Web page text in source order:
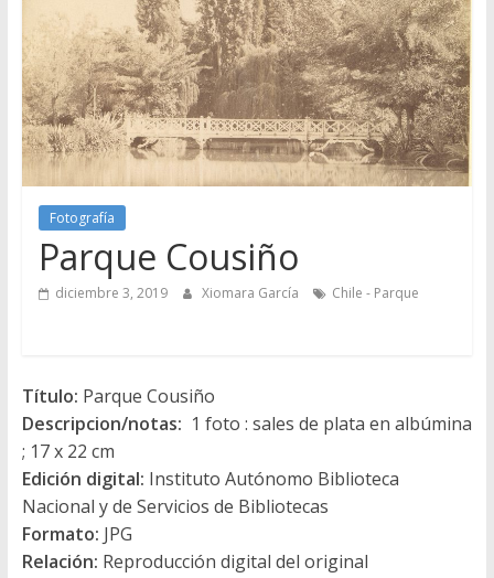
Fotografía
Parque Cousiño
diciembre 3, 2019 Xiomara García Chile - Parque
Título: Parque Cousiño
Descripcion/notas: 1 foto : sales de plata en albúmina
; 17 x 22 cm
Edición digital: Instituto Autónomo Biblioteca
Nacional y de Servicios de Bibliotecas
Formato: JPG
Relación: Reproducción digital del original